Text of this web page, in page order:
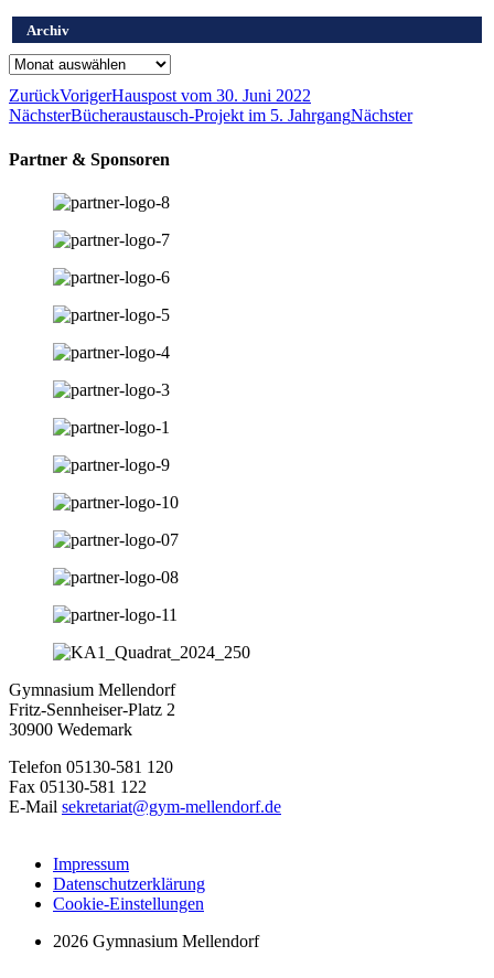
Archiv
Archiv
ZurückVorigerHauspost vom 30. Juni 2022
NächsterBücheraustausch-Projekt im 5. JahrgangNächster
Partner & Sponsoren
Gymnasium Mellendorf
Fritz-Sennheiser-Platz 2
30900 Wedemark
Telefon 05130-581 120
Fax 05130-581 122
E-Mail sekretariat@gym-mellendorf.de
Impressum
Datenschutzerklärung
Cookie-Einstellungen
2026 Gymnasium Mellendorf